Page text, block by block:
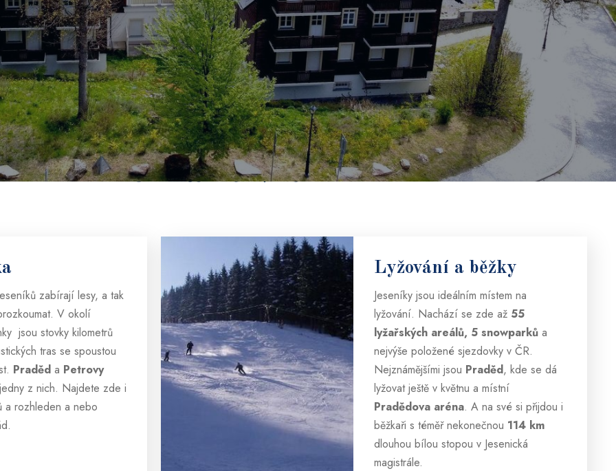
V LÉTE I V ZIMĚ
spektrum letních
i zimních aktivit
zabírají lesy, a tak
V okolí
jsou stovky kilometrů
tras se spoustou
Praděd a Petrovy
z nich. Najdete zde i
a rozhleden a nebo
Lyžování a běžky
Jeseníky jsou ideálním místem na
lyžování. Nachází se zde až 55
lyžařských areálů, 5 snowparků a
nejvýše položené sjezdovky v ČR.
Nejznámějšími jsou Praděd, kde se dá
lyžovat ještě v květnu a místní
Pradědova aréna. A na své si přijdou i
běžkaři s téměř nekonečnou 114 km
dlouhou bílou stopou v Jesenická
magistrále.